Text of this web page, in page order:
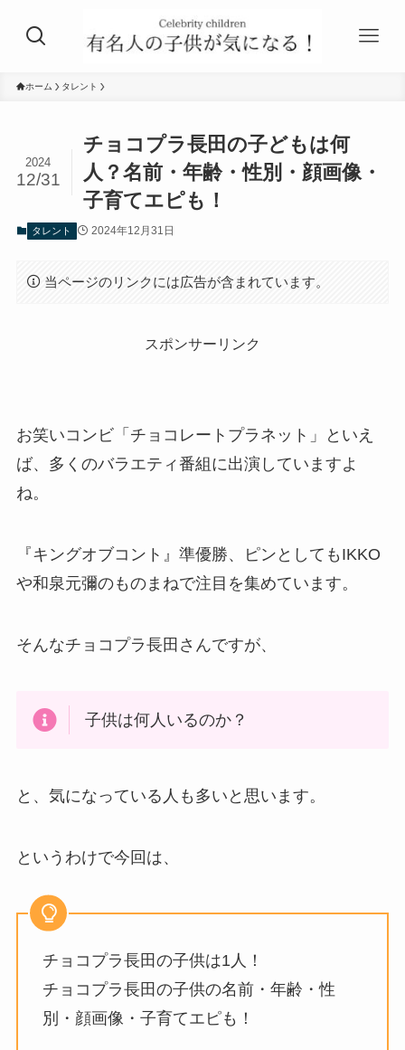
ホーム タレント
チョコプラ長田の子どもは何
人？名前・年齢・性別・顔画像・
子育てエピも！
2024
12/31
タレント 2024年12月31日
当ページのリンクには広告が含まれています。
スポンサーリンク
お笑いコンビ「チョコレートプラネット」といえ
ば、多くのバラエティ番組に出演していますよ
ね。
『キングオブコント』準優勝、ピンとしてもIKKO
や和泉元彌のものまねで注目を集めています。
そんなチョコプラ長田さんですが、
子供は何人いるのか？
と、気になっている人も多いと思います。
というわけで今回は、
チョコプラ長田の子供は1人！
チョコプラ長田の子供の名前・年齢・性
別・顔画像・子育てエピも！